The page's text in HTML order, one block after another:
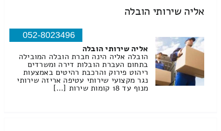
אליה שירותי הובלה
052-8023496
אליה שירותי הובלה
הובלה אליה הינה חברת הובלה המובילה
בתחום העברת הובלות דירה ומשרדים
ריהוט פירוק והרכבת רהיטים באמצעות
נגר מקצועי שירותי עטיפה אריזה שירותי
מנוף עד 18 קומות שירות […]